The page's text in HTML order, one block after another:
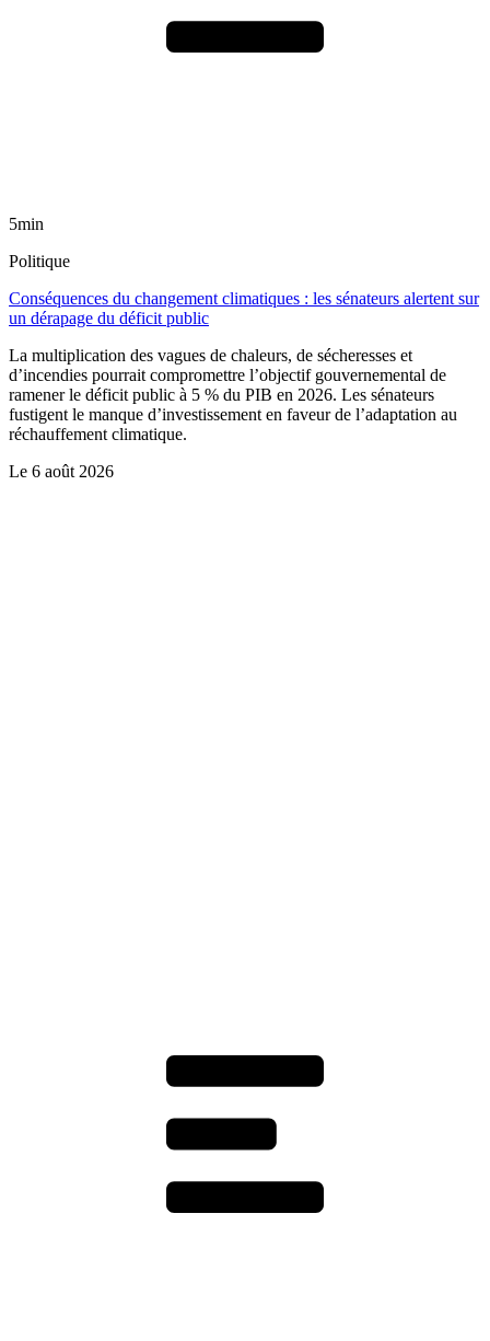
5min
Politique
Conséquences du changement climatiques : les sénateurs alertent sur
un dérapage du déficit public
La multiplication des vagues de chaleurs, de sécheresses et
d’incendies pourrait compromettre l’objectif gouvernemental de
ramener le déficit public à 5 % du PIB en 2026. Les sénateurs
fustigent le manque d’investissement en faveur de l’adaptation au
réchauffement climatique.
Le 6 août 2026